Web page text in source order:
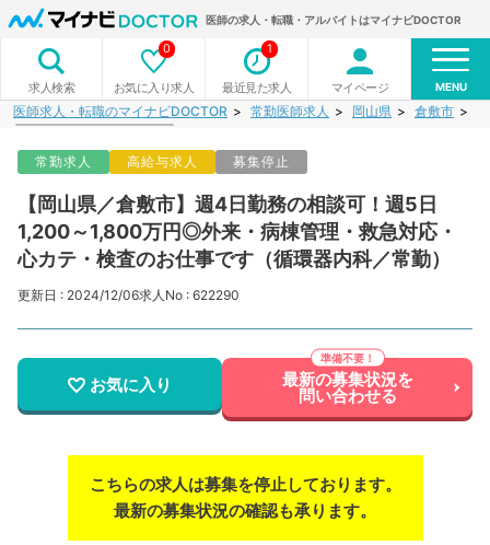
医師の求人・転職・アルバイトはマイナビDOCTOR
求人検索 お気に入り求人
0
最近見た求人
1
マイページ MENU
医師求人・転職のマイナビDOCTOR 常勤医師求人 岡山県 倉敷市
常勤求人 高給与求人 募集停止
【岡山県／倉敷市】週4日勤務の相談可！週5日
1,200～1,800万円◎外来・病棟管理・救急対応・
心カテ・検査のお仕事です（循環器内科／常勤）
更新日 : 2024/12/06求人No : 622290
お気に入り 最新の募集状況を
問い合わせる
こちらの求人は募集を停止しております。
最新の募集状況の確認も承ります。